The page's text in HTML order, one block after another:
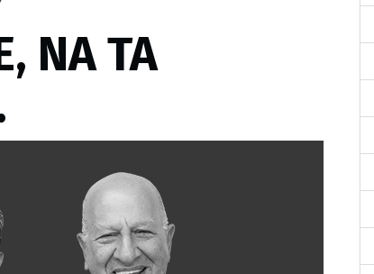
ΝΑ ΤΑ